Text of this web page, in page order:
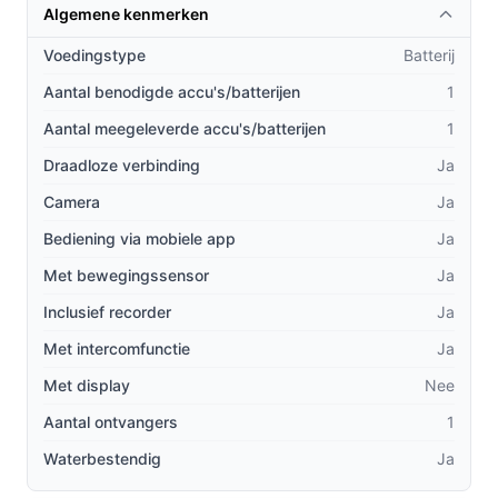
Wat maakt de eufy bundel uniek in vergelijking met
andere videodeurbellen?
Geavanceerde AI-gezichtsherkenning die je
meldingen geeft van bekende gezichten, zodat je
altijd weet wie voor de deur staat.
voor je opnames, maar zorgt ook voor een sterke
verbinding met al je eufy apparaten.
Met de optionele zonnepaneel voor de eufyCam 3
van de batterij, wat de gebruikservaring aanzienlijk
verbeterd.
Gebruik & praktische tips
enkele nuttige tips:
Algemene kenmerken
Voedingstype
Batterij
Aantal benodigde accu's/batterijen
1
Aantal meegeleverde accu's/batterijen
1
Draadloze verbinding
Ja
Camera
Ja
Bediening via mobiele app
Ja
Met bewegingssensor
Ja
Inclusief recorder
Ja
Met intercomfunctie
Ja
Met display
Nee
Aantal ontvangers
1
Waterbestendig
Ja